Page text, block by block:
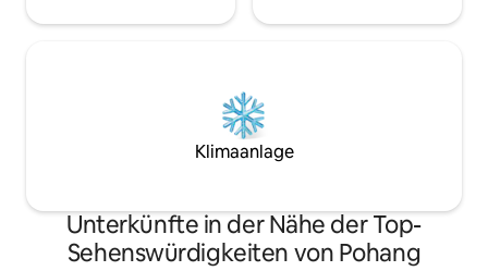
Dinge sind absolut verboten.
Veranda-Fenster
*
Klimaanlage
Unterkünfte in der Nähe der Top-
Sehenswürdigkeiten von Pohang